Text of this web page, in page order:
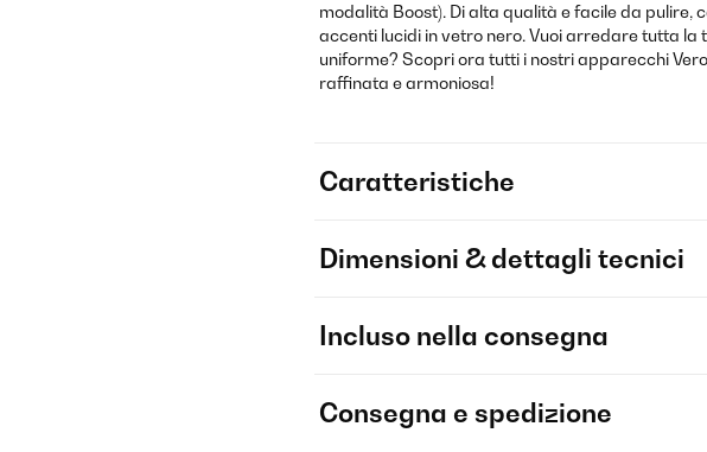
modalità Boost). Di alta qualità e facile da pulire,
accenti lucidi in vetro nero. Vuoi arredare tutta la
uniforme? Scopri ora tutti i nostri apparecchi
raffinata e armoniosa!
Caratteristiche
Dimensioni & dettagli tecnici
Incluso nella consegna
Consegna e spedizione